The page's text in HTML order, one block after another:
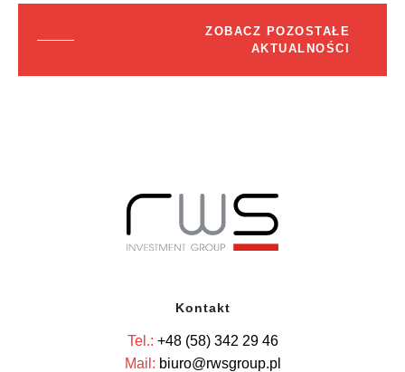
ZOBACZ POZOSTAŁE
AKTUALNOŚCI
Kontakt
Tel.: +48 (58) 342 29 46
Mail: biuro@rwsgroup.pl